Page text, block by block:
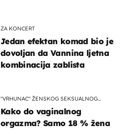
ZA KONCERT
Jedan efektan komad bio je
dovoljan da Vannina ljetna
kombinacija zablista
"VRHUNAC" ŽENSKOG SEKSUALNOG
Kako do vaginalnog
orgazma? Samo 18 % žena